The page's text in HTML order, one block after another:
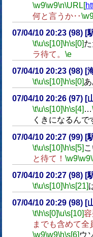
\w9\w9\n\URL[
何と言うか‥
07/04/10 20:23 (98) [
\t\u\s[10]\h\s[0]た
ラ待て。 \e
07/04/10 20:23 (98) [
\t\u\s[10]\h\s[0]あ
07/04/10 20:26 (97) [
\t\u\s[10] \h\s[4] …
くきになるんで
07/04/10 20:27 (99) [
\t\u\s[10]\h\s[5]
と待て！ \w9\w9
07/04/10 20:27 (98) [
\t\u\s[10]\h\s[21]
07/04/10 20:29 (98) [
\t\h\s[0]\u\s[10]
までも含めて全
\w9\w9\h\s[6] ウ